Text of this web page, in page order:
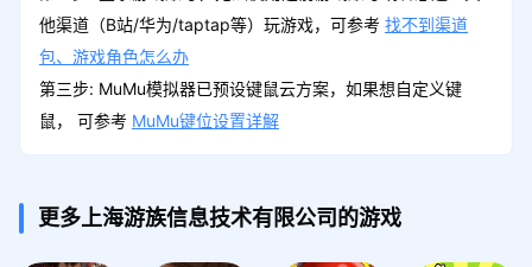
他渠道（B站/华为/taptap等）玩游戏，可参考 找不到渠道
包、游戏角色怎么办
第三步: MuMu模拟器已预设键鼠云方案，如果想自定义键
鼠， 可参考 MuMu键位设置详解
更多上海游族信息技术有限公司的游戏